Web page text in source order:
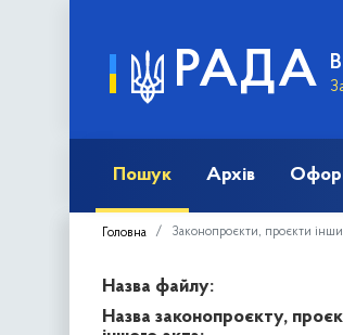
РАДА
Пошук Архів
Головна Законопроєкти, проєкти
Назва файлу:
Назва законопроєкту,